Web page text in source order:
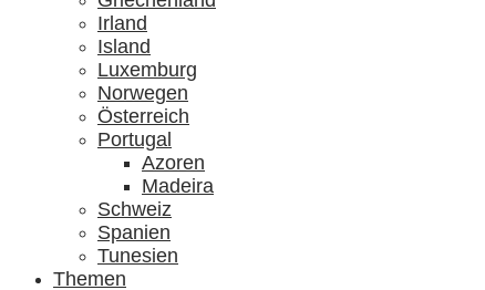
Irland
Island
Luxemburg
Norwegen
Österreich
Portugal
Azoren
Madeira
Schweiz
Spanien
Tunesien
Themen